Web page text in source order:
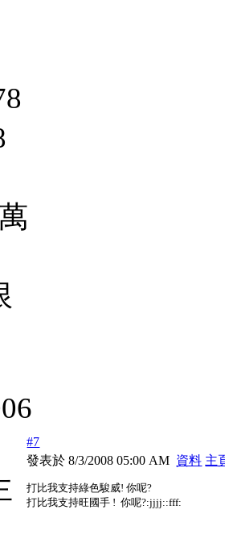
#7
發表於 8/3/2008 05:00 AM 資料 主
打比我支持綠色駿威! 你呢?
打比我支持旺國手 ! 你呢?:jjjj::fff: